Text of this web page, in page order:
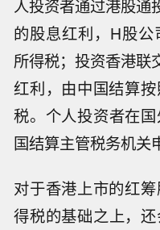
人投资者通过港股通
的股息红利，H股
所得税；投资香港联
红利，由中国结算
税。个人投资者在
国结算主管税务机关
对于香港上市的红
得税的基础之上，